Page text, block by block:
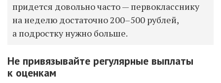
придется довольно часто — первокласснику
на неделю достаточно 200–500 рублей,
а подростку нужно больше.
Не привязывайте регулярные выплаты
к оценкам